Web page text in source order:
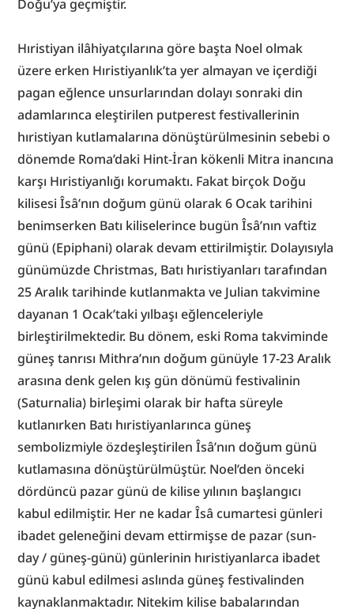
Doğu’ya geçmiştir.
Hıristiyan ilâhiyatçılarına göre başta Noel olmak
üzere erken Hıristiyanlık’ta yer almayan ve içerdiği
pagan eğlence unsurlarından dolayı sonraki din
adamlarınca eleştirilen putperest festivallerinin
hıristiyan kutlamalarına dönüştürülmesinin sebebi o
dönemde Roma’daki Hint-İran kökenli Mitra inancına
karşı Hıristiyanlığı korumaktı. Fakat birçok Doğu
kilisesi Îsâ’nın doğum günü olarak 6 Ocak tarihini
benimserken Batı kiliselerince bugün Îsâ’nın vaftiz
günü (Epiphani) olarak devam ettirilmiştir. Dolayısıyla
günümüzde Christmas, Batı hıristiyanları tarafından
25 Aralık tarihinde kutlanmakta ve Julian takvimine
dayanan 1 Ocak’taki yılbaşı eğlenceleriyle
birleştirilmektedir. Bu dönem, eski Roma takviminde
güneş tanrısı Mithra’nın doğum günüyle 17-23 Aralık
arasına denk gelen kış gün dönümü festivalinin
(Saturnalia) birleşimi olarak bir hafta süreyle
kutlanırken Batı hıristiyanlarınca güneş
sembolizmiyle özdeşleştirilen Îsâ’nın doğum günü
kutlamasına dönüştürülmüştür. Noel’den önceki
dördüncü pazar günü de kilise yılının başlangıcı
kabul edilmiştir. Her ne kadar Îsâ cumartesi günleri
ibadet geleneğini devam ettirmişse de pazar (sun-
day / güneş-günü) günlerinin hıristiyanlarca ibadet
günü kabul edilmesi aslında güneş festivalinden
kaynaklanmaktadır. Nitekim kilise babalarından